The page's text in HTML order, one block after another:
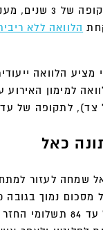
הלוואה ללא
מציע הלוואה
לתקופה של עד 5 שנים.
כאל
שמחה לעזור
₪, עם פריסה של עד